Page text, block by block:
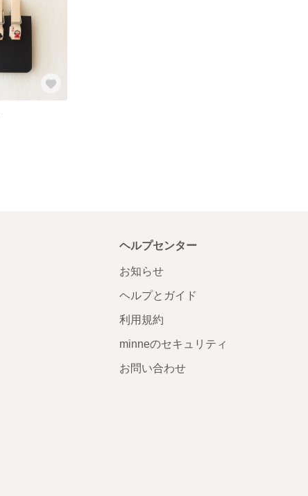
ヘルプセンター
お知らせ
ヘルプとガイド
利用規約
minneのセキュリティ
お問い合わせ